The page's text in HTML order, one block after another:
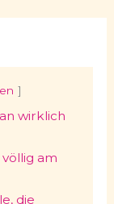
wirklich
am
die